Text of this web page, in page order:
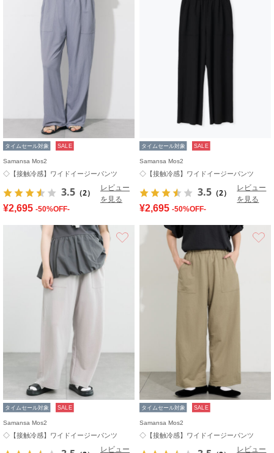
タイムセール対象 SALE
Samansa Mos2
◇【接触冷感】ワイドイージーパンツ
3.5 （2）
レビュー
を見る
¥2,695 -50%OFF-
タイムセール対象 SALE
Samansa Mos2
◇【接触冷感】ワイドイージーパンツ
3.5 （2）
レビュー
を見る
¥2,695 -50%OFF-
お気に入り
タイムセール対象 SALE
Samansa Mos2
◇【接触冷感】ワイドイージーパンツ
レビュー
タイムセール対象 SALE
Samansa Mos2
◇【接触冷感】ワイドイージーパンツ
レビュー